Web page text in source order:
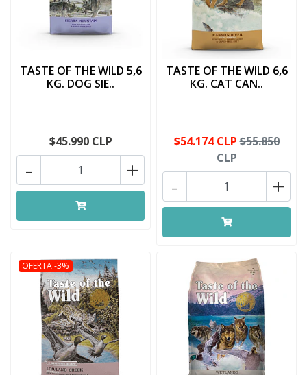
TASTE OF THE WILD 5,6
KG. DOG SIE..
$45.990 CLP
+
-
TASTE OF THE WILD 6,6
KG. CAT CAN..
$54.174 CLP $55.850
CLP
+
-
OFERTA -3%